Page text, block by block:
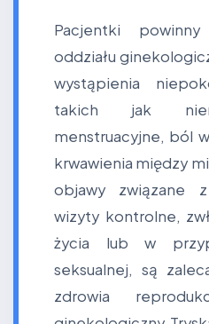
Pacjentki
oddziału
wystąpienia
takich jak
menstruacyjne, ból
krwawienia między
objawy związane
wizyty kontrolne,
życia lub w
seksualnej, są
zdrowia